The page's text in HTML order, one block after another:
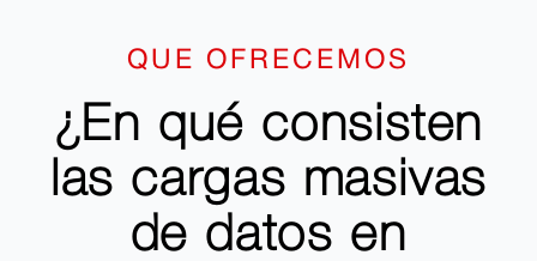
QUE OFRECEMOS
¿En qué consisten
las cargas masivas
de datos en